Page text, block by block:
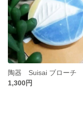
陶器 Suisai ブローチ
1,300円